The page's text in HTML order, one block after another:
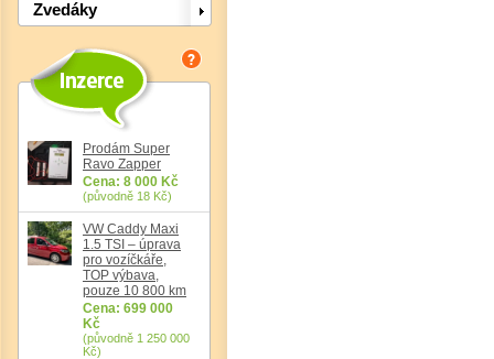
Zvedáky
Prodám Super
Ravo Zapper
Cena: 8 000 Kč
(původně 18 Kč)
VW Caddy Maxi
1.5 TSI – úprava
pro vozíčkáře,
TOP výbava,
pouze 10 800 km
Cena: 699 000
Kč
(původně 1 250 000
Kč)